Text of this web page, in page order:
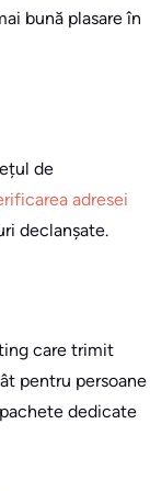
bună plasare în
de
adresei
declanșate.
care trimit
pentru persoane
dedicate